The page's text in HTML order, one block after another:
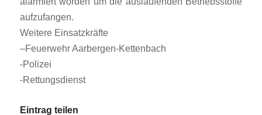
aufzufangen.
Weitere Einsatzkräfte
–Feuerwehr Aarbergen-Kettenbach
-Polizei
-Rettungsdienst
Eintrag teilen